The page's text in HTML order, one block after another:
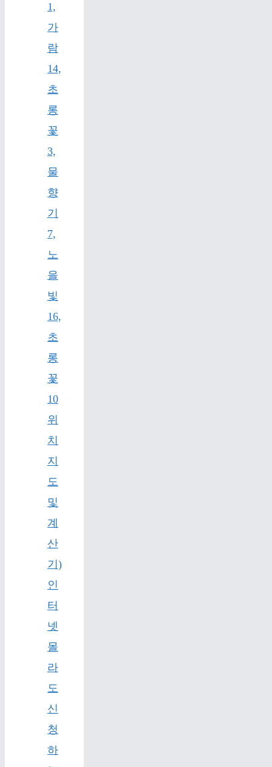
1,
가
람
14,
초
롱
꽃
3,
물
향
기
7,
노
을
빛
16,
초
롱
꽃
10
위
치
지
도
및
계
산
기)
인
터
넷
몰
라
도
신
청
하